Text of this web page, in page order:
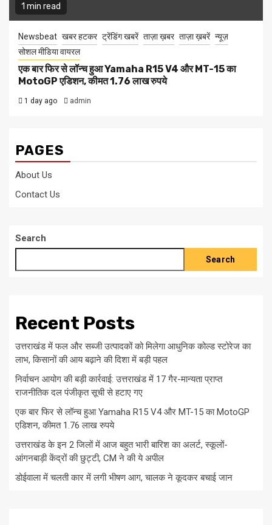
1 min read
Newsbeat खबर हटकर ट्रेंडिंग खबरें ताज़ा ख़बर ताज़ा ख़बरें न्यूज़
सोशल मीडिया वायरल
एक बार फिर से लॉन्च हुआ Yamaha R15 V4 और MT-15 का
MotoGP एडिशन, कीमत 1.76 लाख रुपये
1 day ago admin
PAGES
About Us
Contact Us
Search
Search
Recent Posts
उत्तराखंड में फल और सब्जी उत्पादकों को मिलेगा आधुनिक कोल्ड स्टोरेज का
लाभ, किसानों की आय बढ़ाने की दिशा में बड़ी पहल
निर्वाचन आयोग की बड़ी कार्रवाई: उत्तराखंड में 17 गैर-मान्यता प्राप्त
राजनीतिक दल पंजीकृत सूची से हटाए गए
एक बार फिर से लॉन्च हुआ Yamaha R15 V4 और MT-15 का MotoGP
एडिशन, कीमत 1.76 लाख रुपये
उत्तराखंड के इन 2 जिलों में आज बहुत भारी बारिश का अलर्ट, स्कूलों-
आंगनबाड़ी केंद्रों की छुट्टी, CM ने की ये अपील
डोईवाला में चलती कार में लगी भीषण आग, चालक ने कूदकर बचाई जान